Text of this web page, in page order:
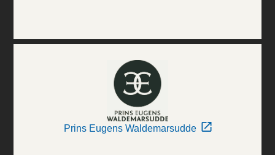
Prins Eugens Waldemarsudde